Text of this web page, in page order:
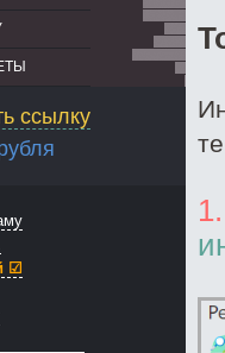
ссылку
☑